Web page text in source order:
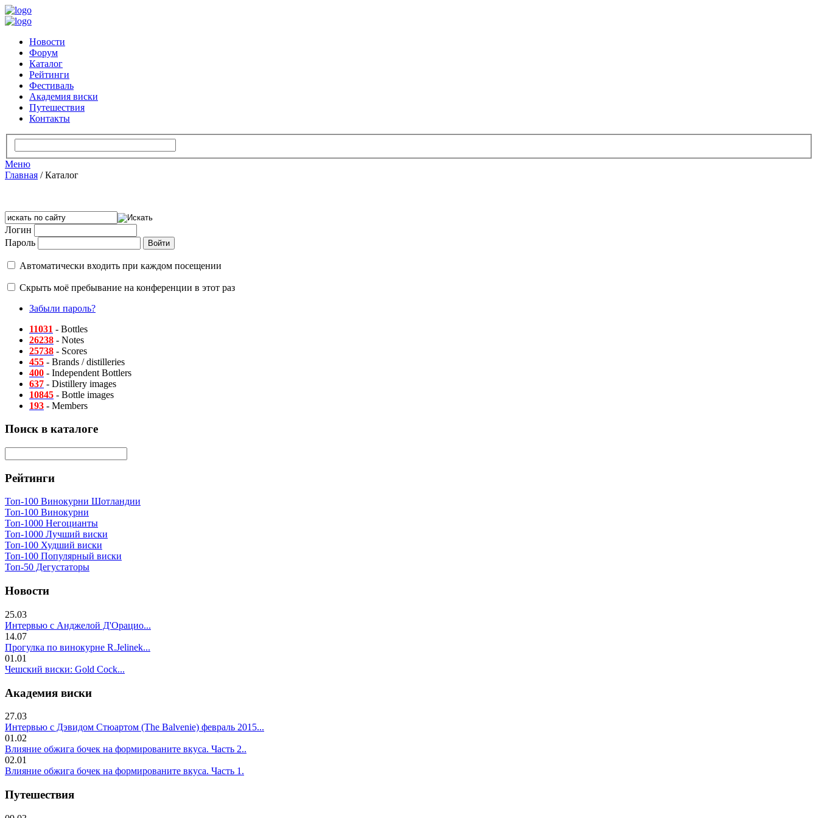
Новости
Форум
Каталог
Рейтинги
Фестиваль
Академия виски
Путешествия
Контакты
Меню
Главная /Каталог
Логин
Пароль
Автоматически входить при каждом посещении
Скрыть моё пребывание на конференции в этот раз
Забыли пароль?
11031 - Bottles
26238 - Notes
25738 - Scores
455 - Brands / distilleries
400 - Independent Bottlers
637 - Distillery images
10845 - Bottle images
193 - Members
Поиск в каталоге
Рейтинги
Топ-100 Винокурни Шотландии
Топ-100 Винокурни
Топ-1000 Негоцианты
Топ-1000 Лучший виски
Топ-100 Худший виски
Топ-100 Популярный виски
Топ-50 Дегустаторы
Новости
25.03
Интервью с Анджелой Д'Орацио...
14.07
Прогулка по винокурне R.Jelinek...
01.01
Чешский виски: Gold Cock...
Академия виски
27.03
Интервью с Дэвидом Стюартом (The Balvenie) февраль 2015...
01.02
Влияние обжига бочек на формированите вкуса. Часть 2..
02.01
Влияние обжига бочек на формированите вкуса. Часть 1.
Путешествия